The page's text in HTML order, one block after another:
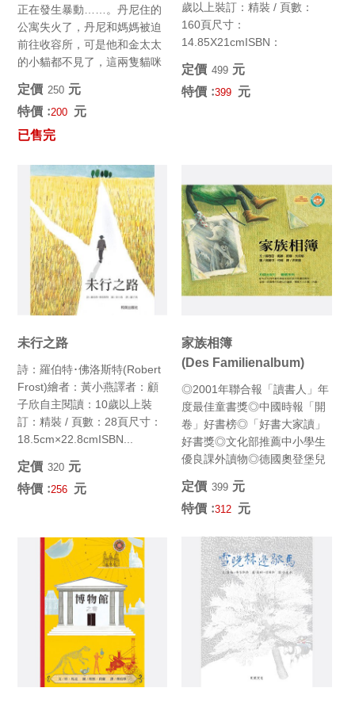
正在發生暴動……。丹尼住的
公寓失火了，丹尼和媽媽被迫
前往收容所，可是他和金太太
的小貓都不見了，這兩隻貓咪
許...
定價﹕250 元
特價﹕200
元
已售完
歲以上裝訂：精裝 / 頁數：
160頁尺寸：
14.85X21cmISBN：
定價﹕499 元
特價﹕399 元
未行之路
詩：羅伯特･佛洛斯特(Robert
Frost)繪者：黃小燕譯者：顧
子欣自主閱讀：10歲以上裝
訂：精裝 / 頁數：28頁尺寸：
18.5cm×22.8cmISBN...
定價﹕320 元
特價﹕256 元
家族相簿
(Des Familienalbum)
◎2001年聯合報「讀書人」年
度最佳童書獎◎中國時報「開
卷」好書榜◎「好書大家讀」
好書獎◎文化部推薦中小學生
優良課外讀物◎德國奧登堡兒
金...
定價﹕399 元
特價﹕312 元